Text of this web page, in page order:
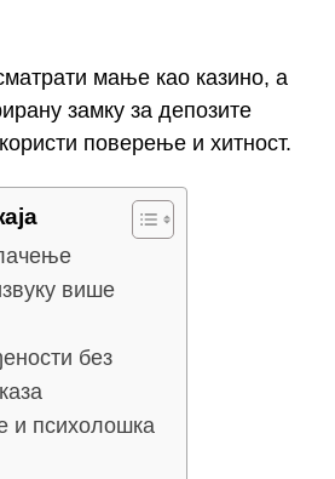
мање као казино, а
замку за депозите
поверење и хитност.
више
без
и психолошка